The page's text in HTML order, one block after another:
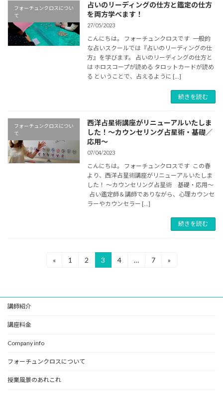
フォーチュンクロスについ
て
占いのリーディングの仕方と鑑定の仕方
を両方学べます！
27/05/2023
こんにちは。 フォーチュンクロスです 一般的
な占いスクールでは『占いのリーディングの仕
方』を学びます。 占いのリーディングの仕方と
は ホロスコープが読める タロットカードが読め
る ということで、占えるように […]
続きを読む
フォーチュンクロスについ
て
西洋占星術講座がリニューアルいたしま
した！～カウンセリング占星術・基礎／
応用～
07/04/2023
こんにちは。 フォーチュンクロスです この春
より、西洋占星術講座がリニューアルいたしま
した！ ～カウンセリング占星術 基礎・応用～
占い鑑定師＆講師でありながら、心理カウンセ
ラーやカウンセラー […]
続きを読む
の
ペ
ー
ジ
送
り
«
固
ジ
1
固
ジ
2
固
定
ジ
3
固
ジ
4 …
固
ジ
7 »
講師紹介
講座料金
Company info
フォーチュンクロスについて
授業風景のあれこれ